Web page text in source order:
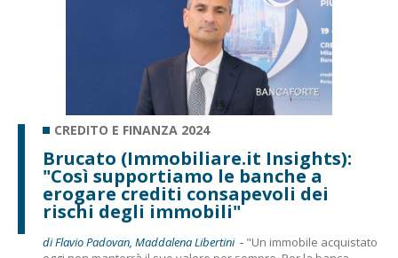
CREDITO E FINANZA 2024
Brucato (Immobiliare.it Insights):
"Così supportiamo le banche a
erogare crediti consapevoli dei
rischi degli immobili"
di Flavio Padovan, Maddalena Libertini - "Un immobile acquistato